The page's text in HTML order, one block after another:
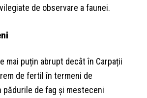
de observare a faunei.
mai puțin abrupt decât în Carpații
de fertil în termeni de
pădurile de fag și mesteceni